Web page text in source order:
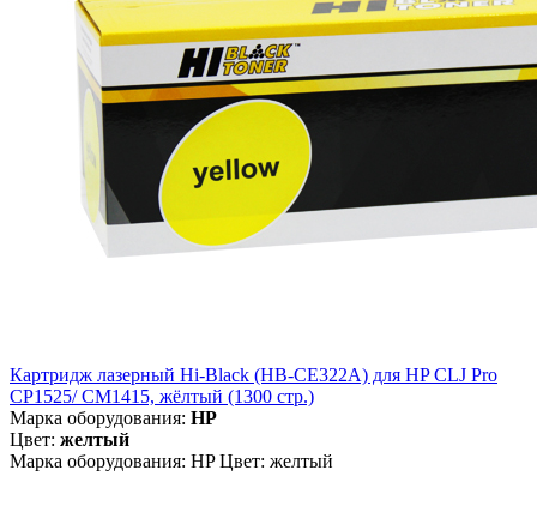
Картридж лазерный Hi-Black (HB-CE322A) для HP CLJ Pro
CP1525/ CM1415, жёлтый (1300 стр.)
Марка оборудования: HP
Цвет: желтый
Марка оборудования: HP Цвет: желтый